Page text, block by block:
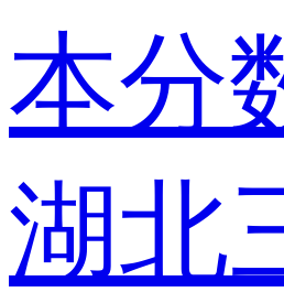
本分
湖北